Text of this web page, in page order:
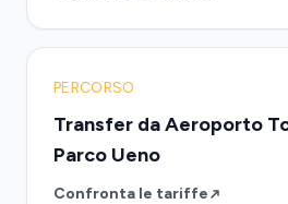
PERCORSO
Transfer da Aeroporto
Parco Ueno
Confronta le tariffe